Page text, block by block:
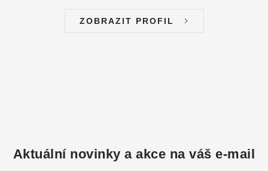
ZOBRAZIT PROFIL
Aktuální novinky a akce na váš e-mail